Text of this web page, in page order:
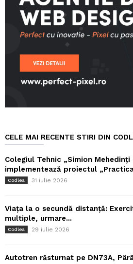
CELE MAI RECENTE STIRI DIN
Colegiul Tehnic „Simion Mehedinți
implementează proiectul
Codlea 31 iulie 2026
Viața la o secundă distanță:
multiple, urmare...
Codlea 29 iulie 2026
Autotren răsturnat pe DN73A,